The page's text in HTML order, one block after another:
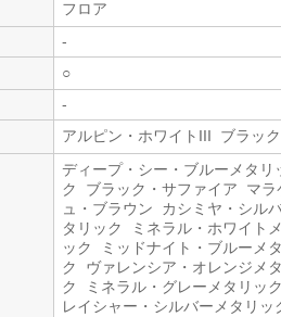
フロア
-
○
-
アルピン・ホワイトIII ブラッ
ディープ・シー・ブルーメタリ
ク ブラック・サファイア マラ
ュ・ブラウン カシミヤ・シル
タリック ミネラル・ホワイト
ック ミッドナイト・ブルーメ
ク ヴァレンシア・オレンジメ
ク ミネラル・グレーメタリッ
レイシャー・シルバーメタリ